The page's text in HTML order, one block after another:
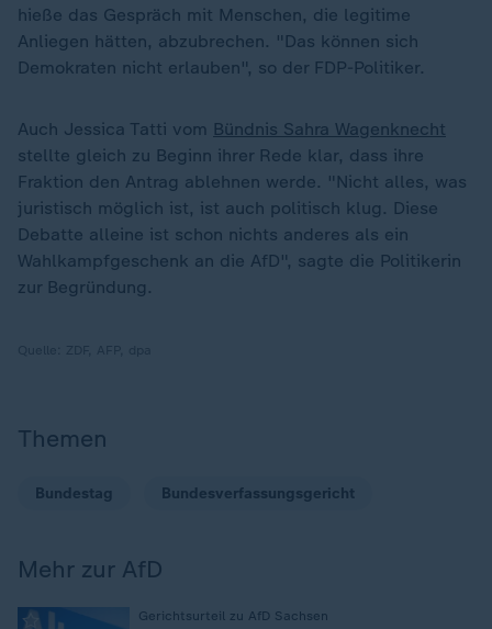
hieße das Gespräch mit Menschen, die legitime
Anliegen hätten, abzubrechen. "Das können sich
Demokraten nicht erlauben", so der FDP-Politiker.
Auch Jessica Tatti vom Bündnis Sahra Wagenknecht
stellte gleich zu Beginn ihrer Rede klar, dass ihre
Fraktion den Antrag ablehnen werde. "Nicht alles, was
juristisch möglich ist, ist auch politisch klug. Diese
Debatte alleine ist schon nichts anderes als ein
Wahlkampfgeschenk an die AfD", sagte die Politikerin
zur Begründung.
Themen
Bundestag Bundesverfassungsgericht
Mehr zur AfD
Gerichtsurteil zu AfD Sachsen